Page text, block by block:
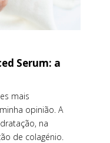
Serum: a
mais
opinião. A
na
de colagénio.